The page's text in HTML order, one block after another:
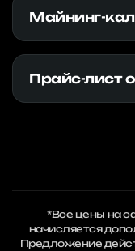
Майнинг-
Прайс-лист
*Все цены на
начисляется
Предложение